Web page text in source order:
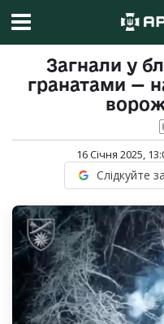
Загнали у
гранатами —
16 Січня 2025,
Слідкуйте